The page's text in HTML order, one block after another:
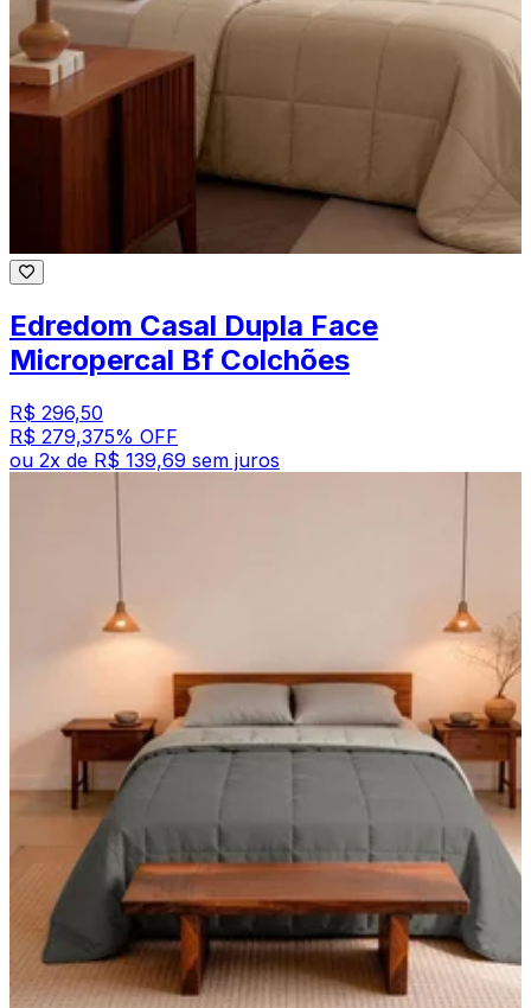
Edredom Casal Dupla Face
Micropercal Bf Colchões
R$ 296,50
R$ 279,375% OFF
ou 2x de R$ 139,69 sem juros